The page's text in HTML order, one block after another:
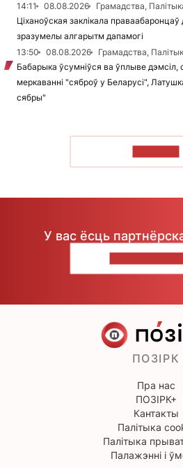
14:11
08.08.2026
Грамадства,
Ціханоўская заклікала
зразумелы алгарытм дапамогі
13:50
08.08.2026
Грамадства,
Бабарыка ўсумніўся ва ўплыве
меркаванні "сяброў у Беларусі",
сябры"
У вас ёсць
ПОЗІРК
Пра нас
ПОЗІРК+
Кантакты
Палітыка
Палітыка
Палажэнні і